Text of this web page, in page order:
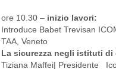
ore 10.30 – inizio lavori:
Introduce Babet Trevisan
TAA, Veneto
La sicurezza negli istituti di
Tiziana Maffei| Presidente